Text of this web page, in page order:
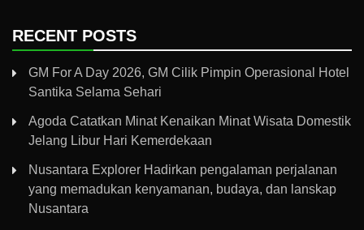
RECENT POSTS
GM For A Day 2026, GM Cilik Pimpin Operasional Hotel
Santika Selama Sehari
Agoda Catatkan Minat Kenaikan Minat Wisata Domestik
Jelang Libur Hari Kemerdekaan
Nusantara Explorer Hadirkan pengalaman perjalanan
yang memadukan kenyamanan, budaya, dan lanskap
Nusantara